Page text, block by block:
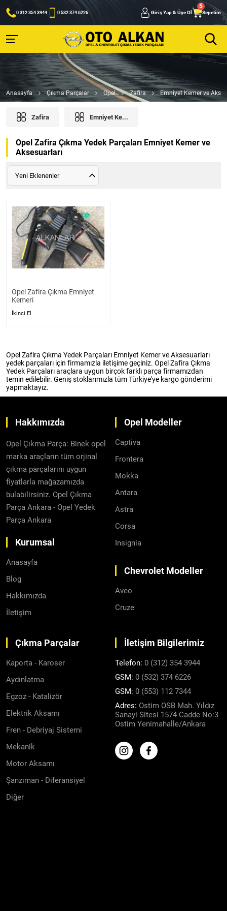
0 312 354 3944 0 532 374 6226 Giriş Yap & Üye Ol Sepetim
Anasayfa Çıkma Parçalar Opel Zafira Emniyet Kemer ve
Zafira Emniyet Ke...
Opel Zafira Çıkma Yedek Parçaları Emniyet Kemer ve
Aksesuarları
Yeni Eklenenler
Opel Zafira Çıkma Emniyet
Kemeri
İkinci El
Opel Zafira Çıkma Yedek Parçaları Emniyet Kemer ve Aksesuarları
yedek parçaları için firmamızla iletişime geçiniz. Opel Zafira Çıkma
Yedek Parçaları araçlara uygun birçok farklı parça firmamızdan
temin edilebilir. Geniş stoklarımızla tüm Türkiye'ye kargo gönderimi
yapmaktayız.
Hakkımızda
Opel Çıkma Parça: Binek opel
marka araçların tüm orjinal
çıkma parçalarını uygun
fiyatlarla mağazamızda
bulabilirsiniz. Opel Çıkma
Parça Ankara - Opel Yedek
Parça Ankara
Kurumsal
Anasayfa
Blog
Hakkımızda
İletişim
Opel Modeller
Captiva
Frontera
Mokka
Antara
Astra
Corsa
Insignia
Chevrolet Modeller
Aveo
Cruze
Çıkma Parçalar
Kaporta - Karoser
Aydınlatma
Egzoz - Katalizör
Elektrik Aksamı
Fren - Debriyaj Sistemi
Mekanik
Motor Aksamı
Şanzıman - Diferansiyel
Diğer
İletişim Bilgilerimiz
Telefon: 0 (312) 354 3944
GSM: 0 (532) 374 6226
GSM: 0 (553) 112 7344
Adres: Ostim OSB Mah. Yıldız
Sanayi Sitesi 1574 Cadde No:3
Ostim Yenimahalle/Ankara